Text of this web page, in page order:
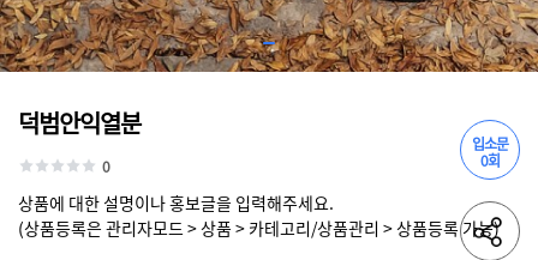
입소문
0회
덕범안익열분
0
상품에 대한 설명이나 홍보글을 입력해주세요.
(상품등록은 관리자모드 > 상품 > 카테고리/상품관리 > 상품등록 가능)